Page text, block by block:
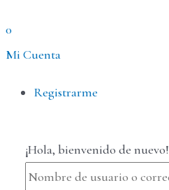
0
Mi Cuenta
MenúRegistrarme
¡Hola, bienvenido de nuevo!